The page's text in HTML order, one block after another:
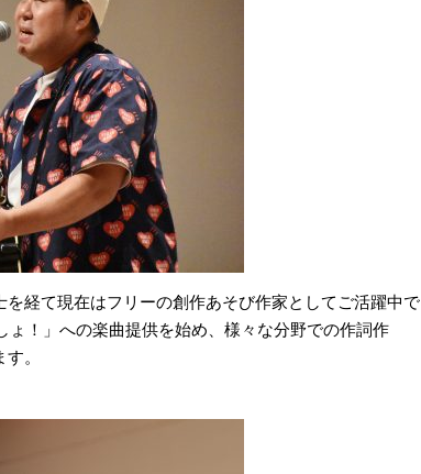
経て現在はフリーの創作あそび作家としてご活躍中で
！」への楽曲提供を始め、様々な分野での作詞作
。